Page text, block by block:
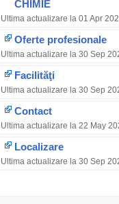
CHIMIE
Ultima actualizare la 01 Apr
Oferte profesionale
Ultima actualizare la 30 Sep
Facilităţi
Ultima actualizare la 30 Sep
Contact
Ultima actualizare la 22 May
Localizare
Ultima actualizare la 30 Sep